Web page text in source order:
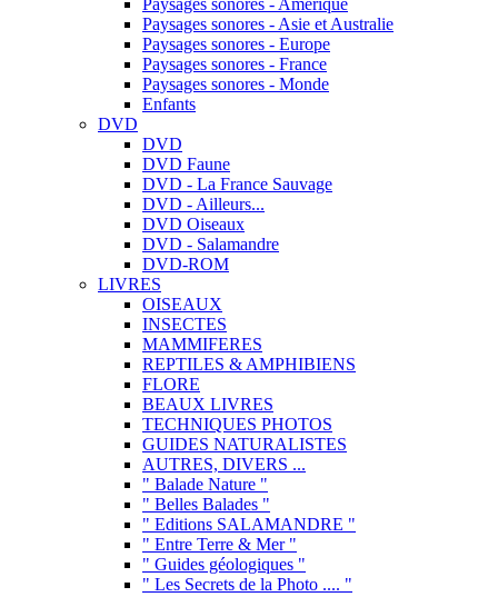
Paysages sonores - Amérique
Paysages sonores - Asie et Australie
Paysages sonores - Europe
Paysages sonores - France
Paysages sonores - Monde
Enfants
DVD
DVD
DVD Faune
DVD - La France Sauvage
DVD - Ailleurs...
DVD Oiseaux
DVD - Salamandre
DVD-ROM
LIVRES
OISEAUX
INSECTES
MAMMIFERES
REPTILES & AMPHIBIENS
FLORE
BEAUX LIVRES
TECHNIQUES PHOTOS
GUIDES NATURALISTES
AUTRES, DIVERS ...
" Balade Nature "
" Belles Balades "
" Editions SALAMANDRE "
" Entre Terre & Mer "
" Guides géologiques "
" Les Secrets de la Photo .... "